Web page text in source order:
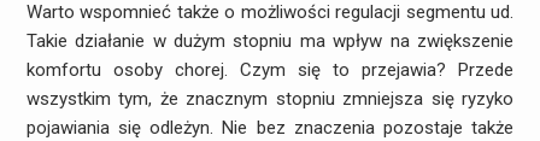
Warto wspomnieć także o możliwości regulacji segmentu ud.
Takie działanie w dużym stopniu ma wpływ na zwiększenie
komfortu osoby chorej. Czym się to przejawia? Przede
wszystkim tym, że znacznym stopniu zmniejsza się ryzyko
pojawiania się odleżyn. Nie bez znaczenia pozostaje także